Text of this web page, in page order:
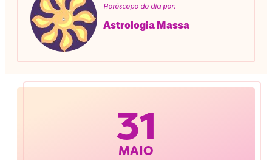
Horóscopo do dia por:
Astrologia Massa
31
MAIO